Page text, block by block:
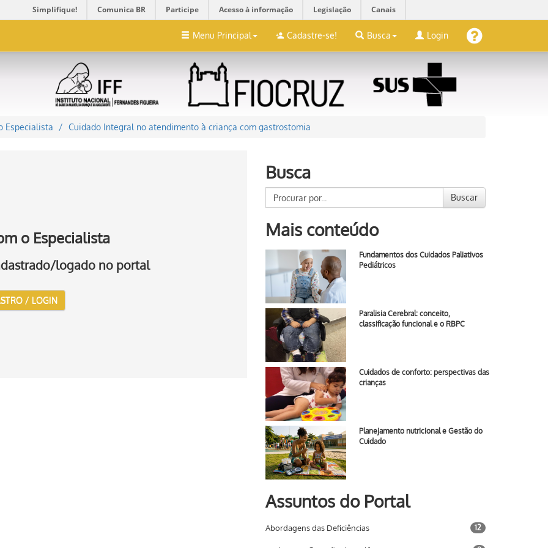
Simplifique! Comunica BR Participe Acesso à informação Legislação Canais
Menu Principal Cadastre-se! Busca Login
Especialista Cuidado Integral no atendimento à criança com gastrostomia
o Especialista
logado no portal
/ LOGIN
Busca
Buscar
Mais conteúdo
Fundamentos dos Cuidados Paliativos
Pediátricos
Paralisia Cerebral: conceito,
classificação funcional e o RBPC
Cuidados de conforto: perspectivas das
crianças
Planejamento nutricional e Gestão do
Cuidado
Assuntos do Portal
Abordagens das Deficiências 12